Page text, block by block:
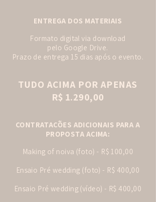
ENTREGA DOS MATERIAIS
Formato digital via download
pelo Google Drive.
Prazo de entrega 15 dias após o evento.
TUDO ACIMA POR APENAS
R$ 1.290,00
CONTRATAÇÕES ADICIONAIS PARA A
PROPOSTA ACIMA:
Making of noiva (foto) - R$ 100,00
Ensaio Pré wedding (foto) - R$ 400,00
Ensaio Pré wedding (vídeo) - R$ 400,00